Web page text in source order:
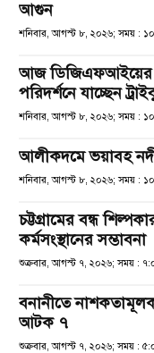
আগুন
শনিবার, আগস্ট ৮, ২০২৬; সময় :
আজ ডিজিএফআইয়ের
পরিদর্শনে যাচ্ছেন
শনিবার, আগস্ট ৮, ২০২৬; সময় :
আলীকদমে ভয়াবহ
শনিবার, আগস্ট ৮, ২০২৬; সময় :
চট্টগ্রামের বন্ধ
কর্মসংস্থানের সম্ভাবনা
শুক্রবার, আগস্ট ৭, ২০২৬; সময় :
বনানীতে
আটক ৭
শুক্রবার, আগস্ট ৭, ২০২৬; সময় :